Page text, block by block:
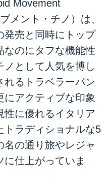
Movement
メント・チノ）は、
発売と同時にトップ
なのにタフな機能性
ノとして人気を博し
れるトラベラーパン
アクティブな印象
性に優れるイタリア
トラディショナルな5
の通り旅やレジャ
仕上がっていま